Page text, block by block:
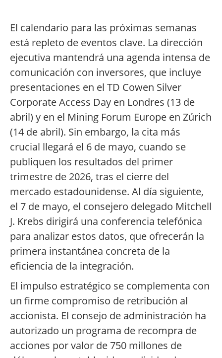
El calendario para las próximas semanas
está repleto de eventos clave. La dirección
ejecutiva mantendrá una agenda intensa de
comunicación con inversores, que incluye
presentaciones en el TD Cowen Silver
Corporate Access Day en Londres (13 de
abril) y en el Mining Forum Europe en Zúrich
(14 de abril). Sin embargo, la cita más
crucial llegará el 6 de mayo, cuando se
publiquen los resultados del primer
trimestre de 2026, tras el cierre del
mercado estadounidense. Al día siguiente,
el 7 de mayo, el consejero delegado Mitchell
J. Krebs dirigirá una conferencia telefónica
para analizar estos datos, que ofrecerán la
primera instantánea concreta de la
eficiencia de la integración.
El impulso estratégico se complementa con
un firme compromiso de retribución al
accionista. El consejo de administración ha
autorizado un programa de recompra de
acciones por valor de 750 millones de